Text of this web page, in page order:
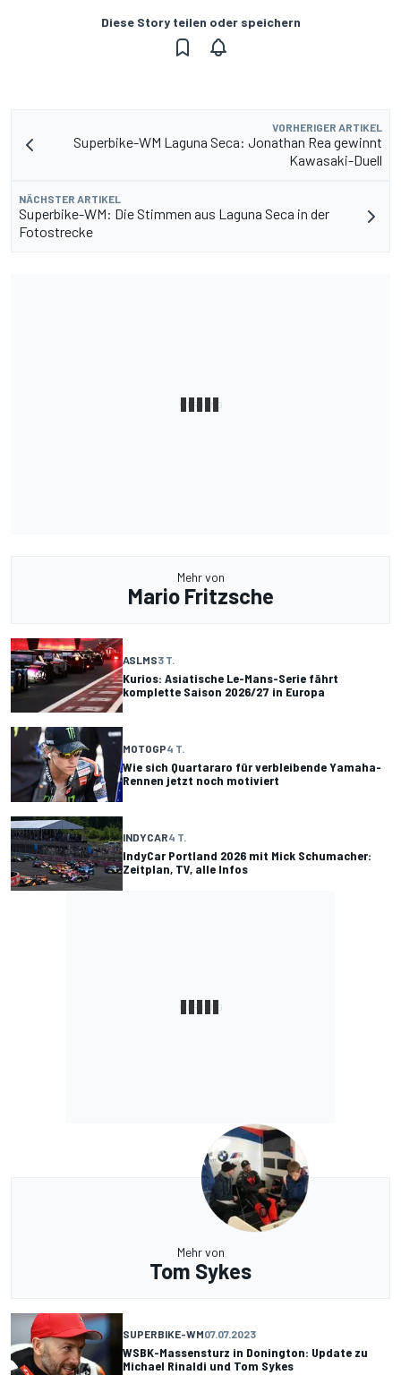
Diese Story teilen oder speichern
VORHERIGER ARTIKEL
Superbike-WM Laguna Seca: Jonathan Rea gewinnt
Kawasaki-Duell
NÄCHSTER ARTIKEL
Superbike-WM: Die Stimmen aus Laguna Seca in der
Fotostrecke
Mehr von
Mario Fritzsche
ASLMS3 T.
Kurios: Asiatische Le-Mans-Serie fährt
komplette Saison 2026/27 in Europa
MOTOGP4 T.
Wie sich Quartararo für verbleibende Yamaha-
Rennen jetzt noch motiviert
INDYCAR4 T.
IndyCar Portland 2026 mit Mick Schumacher:
Zeitplan, TV, alle Infos
Mehr von
Tom Sykes
SUPERBIKE-WM07.07.2023
WSBK-Massensturz in Donington: Update zu
Michael Rinaldi und Tom Sykes